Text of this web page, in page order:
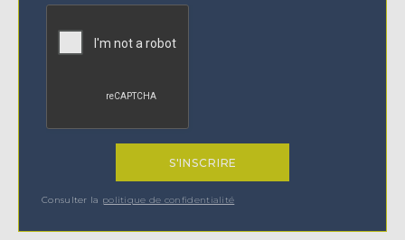
Consulter la politique de confidentialité